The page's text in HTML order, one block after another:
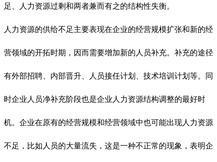
足、人力资源过剩和两者兼而有之的结构性失衡。
人力资源的供给不足主要表现在企业的经营规模扩张和新的经
营领域的开拓时期，因而需要增加新的人员补充。补充的途径
有外部招聘、内部晋升、人员接任计划、技术培训计划等。同
时企业人员净补充阶段也是企业人力资源结构调整的最好时
机。企业在原有的经营规模和经营领域中也可能出现人力资源
不足，比如人员的大量流失，这是一种不正常的现象，表明企